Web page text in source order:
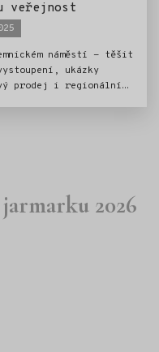
veřejnost
náměstí - těšit
ukázky
prodej i regionální
2026